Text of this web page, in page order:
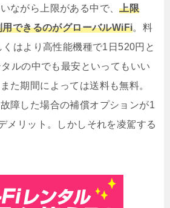
ながら上限がある中で、上限
できるのがグローバルWiFi。料
はより高性能機種で1日520円と
ルの中でも最安といってもいい
た期間によっては送料も無料。
障した場合の補償オプションが1
メリット。しかしそれを凌駕する